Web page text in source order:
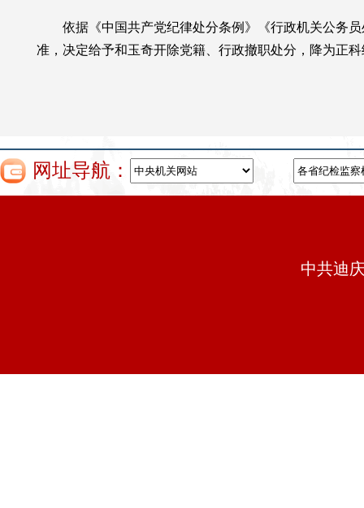
依据《中国共产党纪律处分条例》《行政机关公务
准，决定给予和玉奇开除党籍、行政撤职处分，降为正
网址导航：
中共迪